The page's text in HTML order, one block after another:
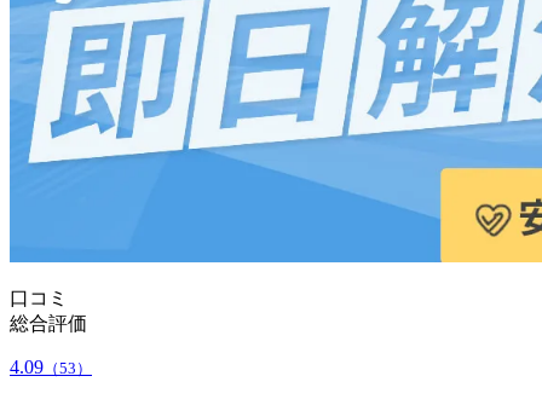
口コミ
総合評価
4.09 （53）